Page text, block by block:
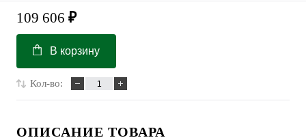
109 606 ₽
В корзину
Кол-во:
ОПИСАНИЕ ТОВАРА